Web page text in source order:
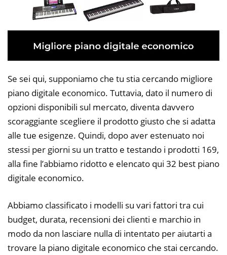
Se sei qui, supponiamo che tu stia cercando migliore
piano digitale economico. Tuttavia, dato il numero di
opzioni disponibili sul mercato, diventa davvero
scoraggiante scegliere il prodotto giusto che si adatta
alle tue esigenze. Quindi, dopo aver estenuato noi
stessi per giorni su un tratto e testando i prodotti 169,
alla fine l’abbiamo ridotto e elencato qui 32 best piano
digitale economico.
Abbiamo classificato i modelli su vari fattori tra cui
budget, durata, recensioni dei clienti e marchio in
modo da non lasciare nulla di intentato per aiutarti a
trovare la piano digitale economico che stai cercando.